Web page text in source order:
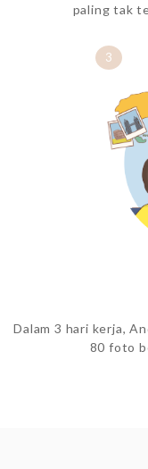
paling tak
3
Dalam 3 hari kerja,
80 foto